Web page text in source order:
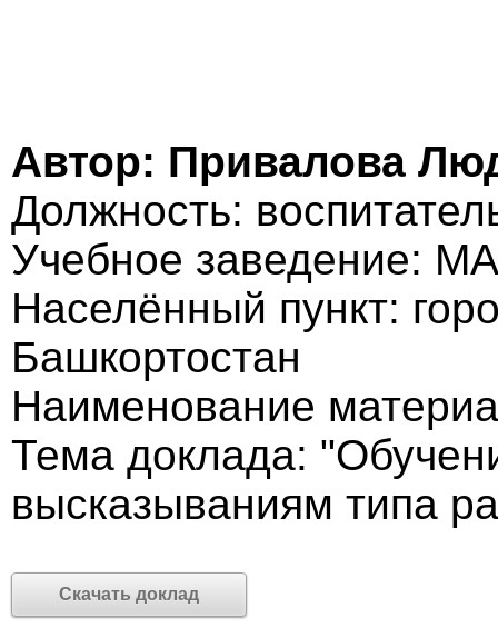
Автор: Привалова
Должность:
Учебное заведение:
Населённый пункт:
Башкортостан
Наименование
Тема доклада:
высказываниям типа
Скачать доклад